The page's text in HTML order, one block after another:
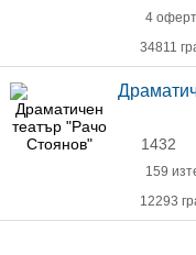
4
34811
1432
159
12293